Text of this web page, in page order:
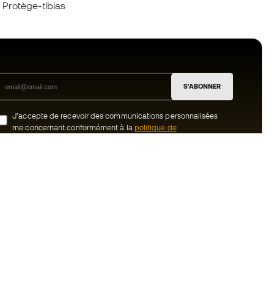
Protège-tibias
S'ABONNER
J’accepte de recevoir des communications personnalisées
me concernant conformément à la politique de